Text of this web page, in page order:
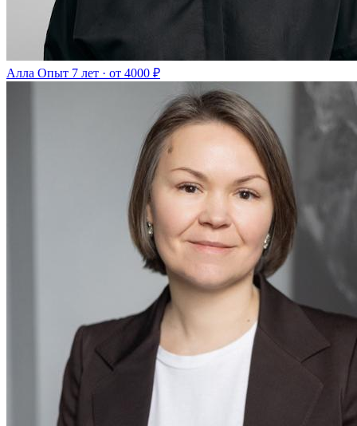
Алла Опыт 7 лет · от 4000 ₽